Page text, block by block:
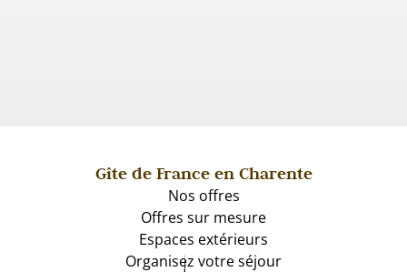
Gîte de France en Charente
Nos offres
Offres sur mesure
Espaces extérieurs
Organisez votre séjour